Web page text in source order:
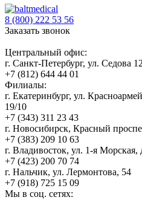
8 (800) 222 53 56
Заказать звонок
Центральный офис:
г. Санкт-Петербург, ул. Седова 12
+7 (812) 644 44 01
Филиалы:
г. Екатеринбург, ул.
19/10
+7 (343) 311 23 43
г. Новосибирск, Красный
+7 (383) 209 10 63
г. Владивосток, ул. 1-я Морская,
+7 (423) 200 70 74
г. Нальчик, ул. Лермонтова, 54
+7 (918) 725 15 09
Мы в соц. сетях: